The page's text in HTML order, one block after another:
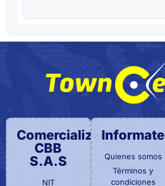
Comercializadora
CBB
S.A.S
NIT
Informate
Quienes somos
Términos y
condiciones